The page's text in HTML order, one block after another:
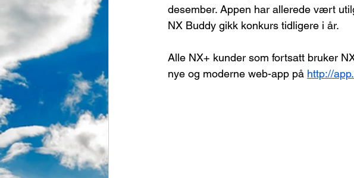
desember. Appen har allerede vært
NX Buddy gikk konkurs tidligere i år.
Alle NX+ kunder som fortsatt bruker
nye og moderne web-app på http://